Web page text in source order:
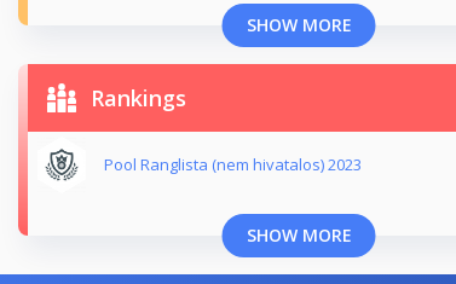
SHOW MORE
Rankings
Pool Ranglista (nem hivatalos) 2023
SHOW MORE